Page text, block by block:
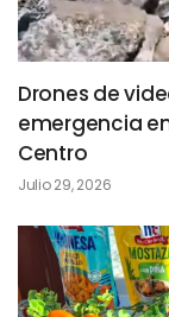
Drones de
emergencia
Centro
Julio 29, 2026